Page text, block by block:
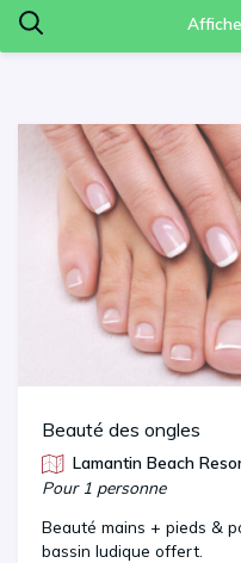
Beauté des ongles
Lamantin Beach
Pour 1 personne
Beauté mains + pieds &
bassin ludique offert.